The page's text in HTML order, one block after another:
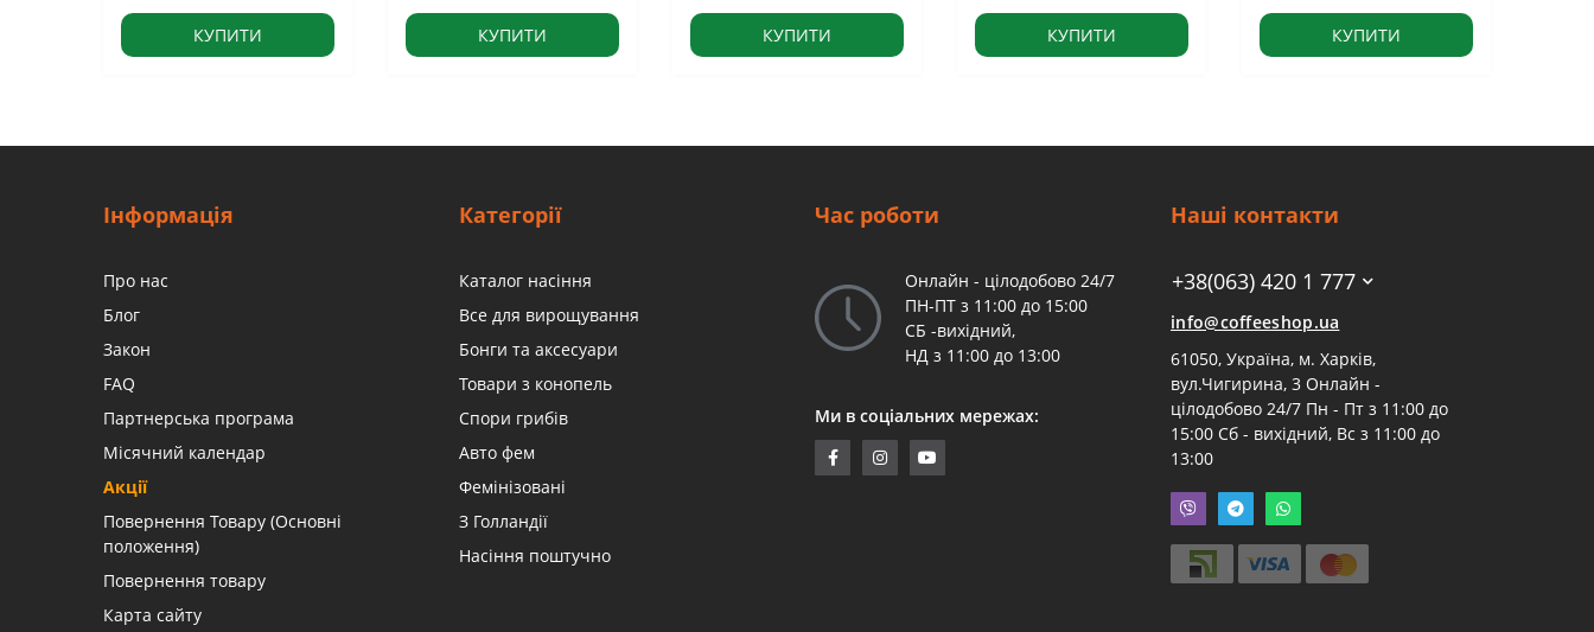
КУПИТИ КУПИТИ КУПИТИ КУПИТИ КУПИТИ
Інформація
Про нас
Блог
Закон
FAQ
Партнерська програма
Місячний календар
Акції
Повернення Товару (Основні
положення)
Повернення товару
Карта сайту
Категорії
Каталог насіння
Все для вирощування
Бонги та аксесуари
Товари з конопель
Спори грибів
Авто фем
Фемінізовані
З Голландії
Насіння поштучно
Час роботи
Онлайн - цілодобово 24/7
ПН-ПТ з 11:00 до 15:00
СБ -вихідний,
НД з 11:00 до 13:00
Ми в соціальних мережах:
Наші контакти
+38(063) 420 1 777
info@coffeeshop.ua
61050, Україна, м. Харків,
вул.Чигирина, 3 Онлайн -
цілодобово 24/7 Пн - Пт з 11:00 до
15:00 Сб - вихідний, Вс з 11:00 до
13:00